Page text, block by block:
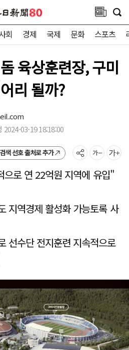
회 경제 국제 문화 스포츠
육상훈련장, 구미
리 될까?
2024-03-19 18:18:00
색 선호 출처로 추가
으로 연 22억원 지역에 유입"
지역경제 활성화 가능토록 사
선수단 전지훈련 지속적으로